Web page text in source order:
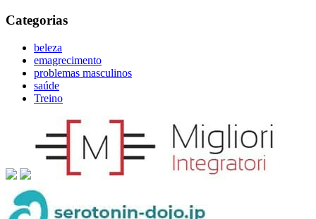
Categorias
beleza
emagrecimento
problemas masculinos
saúde
Treino